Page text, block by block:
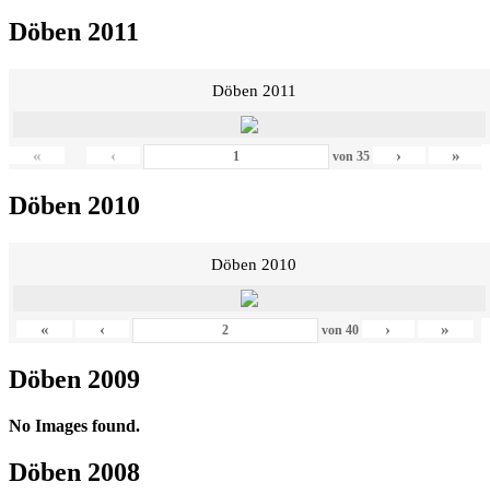
Döben 2011
Döben 2011
« ‹ von 35 › »
Döben 2010
Döben 2010
« ‹ von 40 › »
Döben 2009
No Images found.
Döben 2008